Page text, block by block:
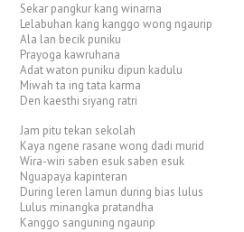
Sekar pangkur kang winarna
Lelabuhan kang kanggo wong ngaurip
Ala lan becik puniku
Prayoga kawruhana
Adat waton puniku dipun kadulu
Miwah ta ing tata karma
Den kaesthi siyang ratri
Jam pitu tekan sekolah
Kaya ngene rasane wong dadi murid
Wira-wiri saben esuk saben esuk
Nguapaya kapinteran
During leren lamun during bias lulus
Lulus minangka pratandha
Kanggo sanguning ngaurip